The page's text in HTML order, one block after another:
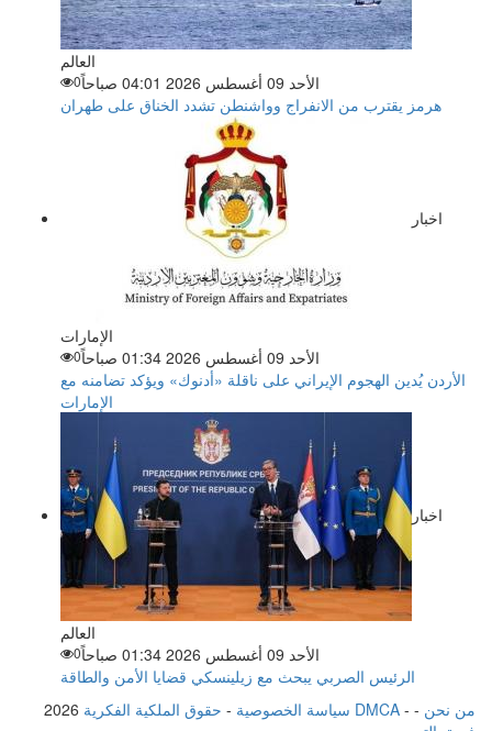
العالم
الأحد 09 أغسطس 2026 04:01 صباحاً
0
هرمز يقترب من الانفراج وواشنطن تشدد الخناق على طهران
اخبار
الإمارات
الأحد 09 أغسطس 2026 01:34 صباحاً
0
الأردن يُدين الهجوم الإيراني على ناقلة «أدنوك» ويؤكد تضامنه مع
الإمارات
اخبار
العالم
الأحد 09 أغسطس 2026 01:34 صباحاً
0
الرئيس الصربي يبحث مع زيلينسكي قضايا الأمن والطاقة
2026
سياسة الخصوصية - حقوق الملكية الفكرية DMCA - من نحن -